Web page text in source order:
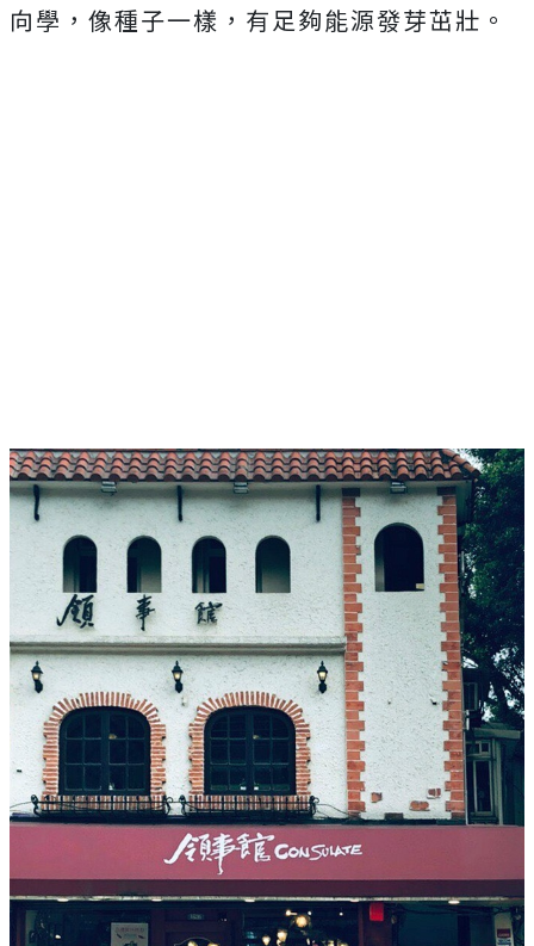
向學，像種子一樣，有足夠能源發芽茁壯。